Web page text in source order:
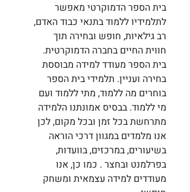
בית הספר הדמוקרטי מאפשר
לתלמידיו ללמוד בתנאי כבוד האדם,
רב גילאיות, חופש ובחירה תוך
חווית החיים בחברה הדמוקרטית.
בית הספר מעודד למידה מבוססת
בחירה ועניין. תלמידי בית הספר
בוחרים מה ללמוד, מתי ללמוד ועם
מי ללמוד. בבסיס אמונתנו הלמידה
מתרחשת בכל זמן ובכל מקום, לכן
אנו מלמדים במגוון דרכי הוראה
בשיעורים, במרכזים, בוועדות,
בפרלמנט ובחצר . כמו כן, אנו
מעודדים למידה עצמאית ומשחק